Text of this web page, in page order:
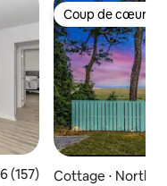
moyenne sur la
(157)
Coup de cœur
Coup de cœur
Cottage ⋅ North